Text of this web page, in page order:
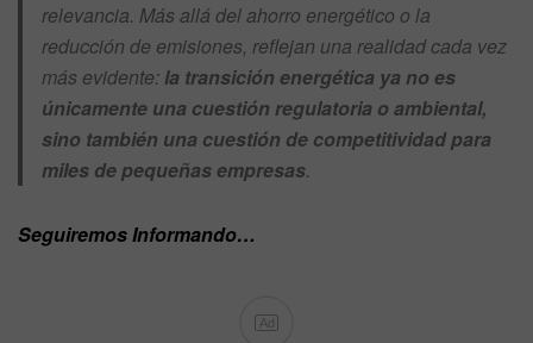
relevancia. Más allá del ahorro energético o la
reducción de emisiones, reflejan una realidad cada vez
más evidente: la transición energética ya no es
únicamente una cuestión regulatoria o ambiental,
sino también una cuestión de competitividad para
miles de pequeñas empresas.
Seguiremos Informando…
Ad